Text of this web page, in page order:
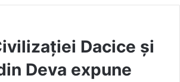
Dacice şi
Deva expune